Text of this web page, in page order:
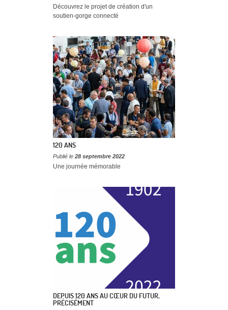
Découvrez le projet de création d'un
soutien-gorge connecté
120 ANS
Publié le 28 septembre 2022
Une journée mémorable
DEPUIS 120 ANS AU CŒUR DU FUTUR,
PRÉCISÉMENT